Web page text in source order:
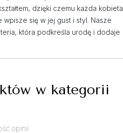
dzięki czemu każda kobieta
się w jej gust i styl. Nasze
która podkreśla urodę i dodaje
w kategorii
opinii